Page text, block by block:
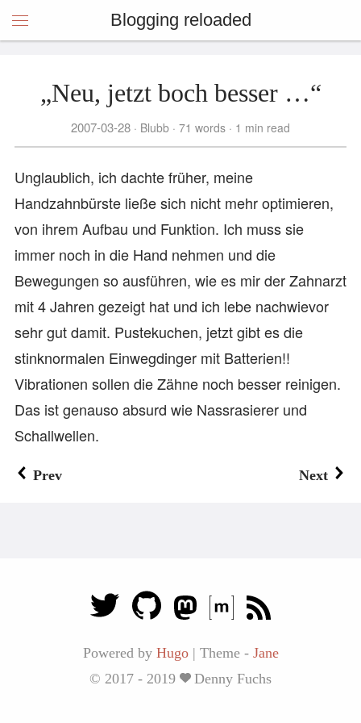
Blogging reloaded
„Neu, jetzt boch besser …“
2007-03-28 Blubb 71 words 1 min read
Unglaublich, ich dachte früher, meine
Handzahnbürste ließe sich nicht mehr optimieren,
von ihrem Aufbau und Funktion. Ich muss sie
immer noch in die Hand nehmen und die
Bewegungen so ausführen, wie es mir der Zahnarzt
mit 4 Jahren gezeigt hat und ich lebe nachwievor
sehr gut damit. Pustekuchen, jetzt gibt es die
stinknormalen Einwegdinger mit Batterien!!
Vibrationen sollen die Zähne noch besser reinigen.
Das ist genauso absurd wie Nassrasierer und
Schallwellen.
Prev Next
Powered by Hugo | Theme - Jane
© 2017 - 2019
Denny Fuchs